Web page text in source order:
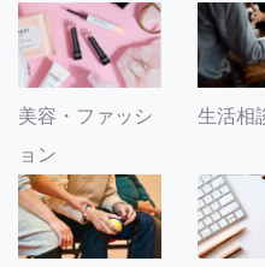
美容・ファッシ
ョン
生活相